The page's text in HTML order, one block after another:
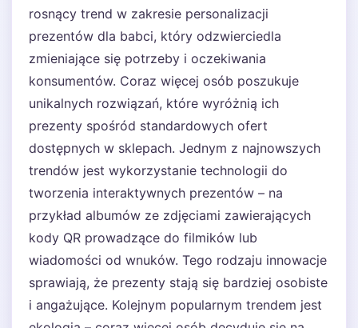
rosnący trend w zakresie personalizacji
prezentów dla babci, który odzwierciedla
zmieniające się potrzeby i oczekiwania
konsumentów. Coraz więcej osób poszukuje
unikalnych rozwiązań, które wyróżnią ich
prezenty spośród standardowych ofert
dostępnych w sklepach. Jednym z najnowszych
trendów jest wykorzystanie technologii do
tworzenia interaktywnych prezentów – na
przykład albumów ze zdjęciami zawierających
kody QR prowadzące do filmików lub
wiadomości od wnuków. Tego rodzaju innowacje
sprawiają, że prezenty stają się bardziej osobiste
i angażujące. Kolejnym popularnym trendem jest